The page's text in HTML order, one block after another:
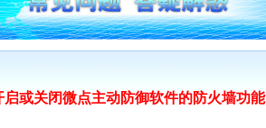
启或关闭微点主动防御软件的防火墙功能